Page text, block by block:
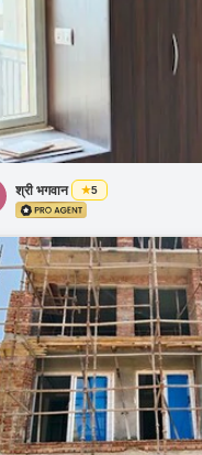
श्री भगवान 5